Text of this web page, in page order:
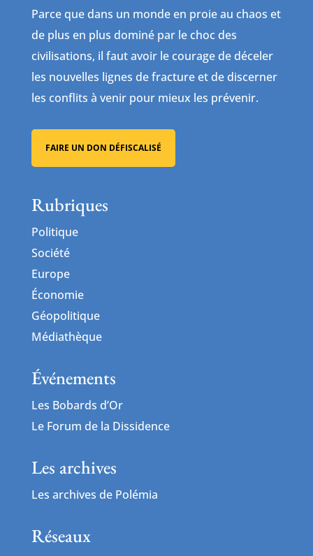
Parce que dans un monde en proie au chaos et
de plus en plus dominé par le choc des
civilisations, il faut avoir le courage de déceler
les nouvelles lignes de fracture et de discerner
les conflits à venir pour mieux les prévenir.
FAIRE UN DON DÉFISCALISÉ
Rubriques
Politique
Société
Europe
Économie
Géopolitique
Médiathèque
Événements
Les Bobards d’Or
Le Forum de la Dissidence
Les archives
Les archives de Polémia
Réseaux